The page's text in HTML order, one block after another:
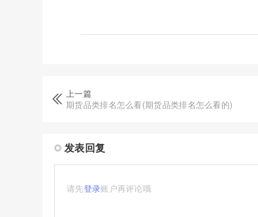
上一篇
期货品类排名怎么看(期货品类排名怎么看的)
发表回复
请先登录账户再评论哦